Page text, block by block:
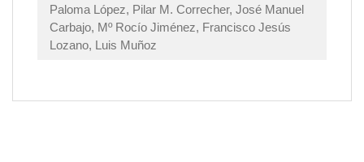
Paloma López, Pilar M. Correcher, José Manuel
Carbajo, Mº Rocío Jiménez, Francisco Jesús
Lozano, Luis Muñoz